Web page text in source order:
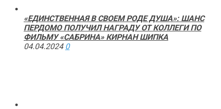
«ЕДИНСТВЕННАЯ В СВОЕМ РОДЕ ДУША»: ШАНС
ПЕРДОМО ПОЛУЧИЛ НАГРАДУ ОТ КОЛЛЕГИ ПО
ФИЛЬМУ «САБРИНА» КИРНАН ШИПКА
04.04.2024 0